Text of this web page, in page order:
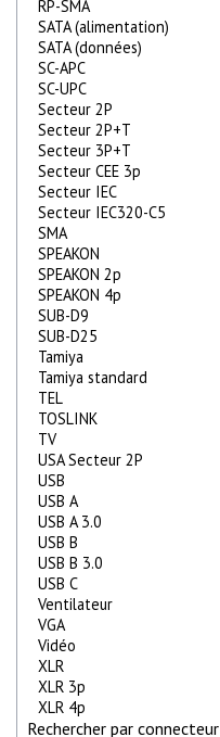
RP-SMA
SATA (alimentation)
SATA (données)
SC-APC
SC-UPC
Secteur 2P
Secteur 2P+T
Secteur 3P+T
Secteur CEE 3p
Secteur IEC
Secteur IEC320-C5
SMA
SPEAKON
SPEAKON 2p
SPEAKON 4p
SUB-D9
SUB-D25
Tamiya
Tamiya standard
TEL
TOSLINK
TV
USA Secteur 2P
USB
USB A
USB A 3.0
USB B
USB B 3.0
USB C
Ventilateur
VGA
Vidéo
XLR
XLR 3p
XLR 4p
Rechercher par connecteur